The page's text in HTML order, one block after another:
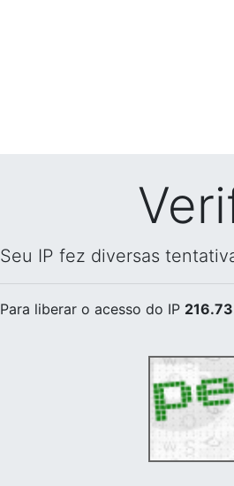
Seu IP fez diversas
Para liberar o acesso do IP